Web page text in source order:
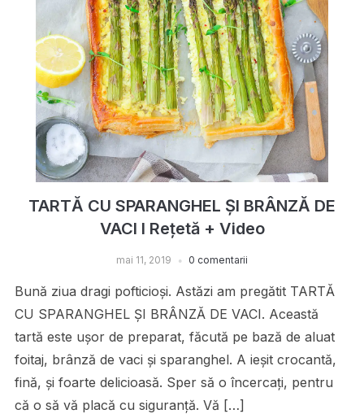
TARTĂ CU SPARANGHEL ȘI BRÂNZĂ DE
VACI I Rețetă + Video
mai 11, 2019 0 comentarii
Bună ziua dragi pofticioși. Astăzi am pregătit TARTĂ
CU SPARANGHEL ȘI BRÂNZĂ DE VACI. Această
tartă este ușor de preparat, făcută pe bază de aluat
foitaj, brânză de vaci și sparanghel. A ieșit crocantă,
fină, și foarte delicioasă. Sper să o încercaţi, pentru
că o să vă placă cu siguranţă. Vă […]